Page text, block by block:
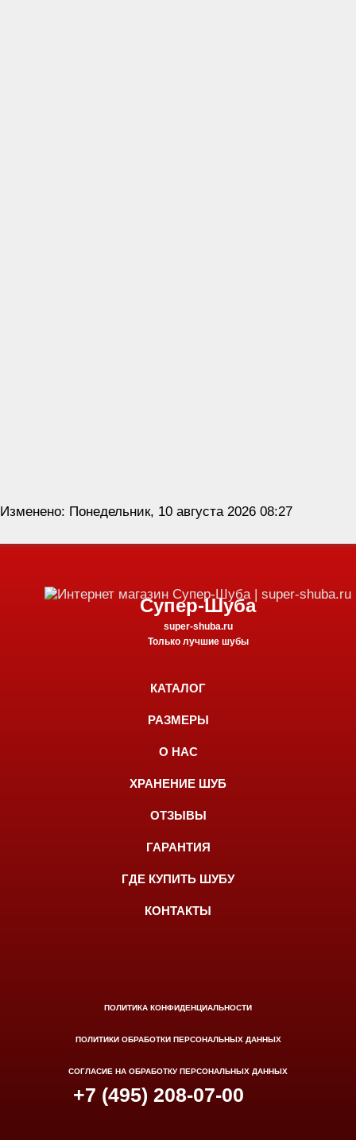
Изменено: Понедельник, 10 августа 2026 08:27
Супер-Шуба
super-shuba.ru
Только лучшие шубы
КАТАЛОГ
РАЗМЕРЫ
О НАС
ХРАНЕНИЕ ШУБ
ОТЗЫВЫ
ГАРАНТИЯ
ГДЕ КУПИТЬ ШУБУ
КОНТАКТЫ
ПОЛИТИКА КОНФИДЕНЦИАЛЬНОСТИ
ПОЛИТИКИ ОБРАБОТКИ ПЕРСОНАЛЬНЫХ ДАННЫХ
СОГЛАСИЕ НА ОБРАБОТКУ ПЕРСОНАЛЬНЫХ ДАННЫХ
+7 (495) 208-07-00